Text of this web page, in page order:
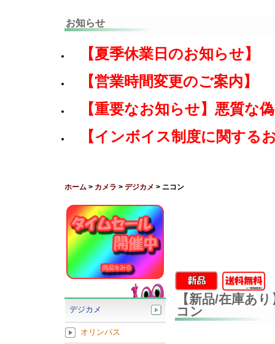
お知らせ
【夏季休業日のお知らせ】
【営業時間変更のご案内】
【重要なお知らせ】悪質な
【インボイス制度に関する
ホーム > カメラ > デジカメ > ニコン
【新品/在庫あ
コン
デジカメ
オリンパス